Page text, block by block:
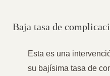
Baja tasa de
Esta es una
su bajísima tasa de